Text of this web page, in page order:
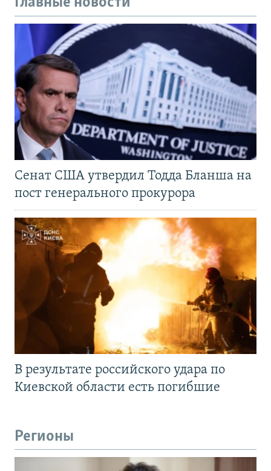
Сенат США утвердил Тодда Бланша на
пост генерального прокурора
В результате российского удара по
Киевской области есть погибшие
Регионы